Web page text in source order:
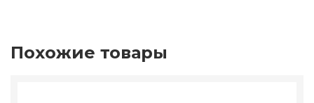
Похожие товары